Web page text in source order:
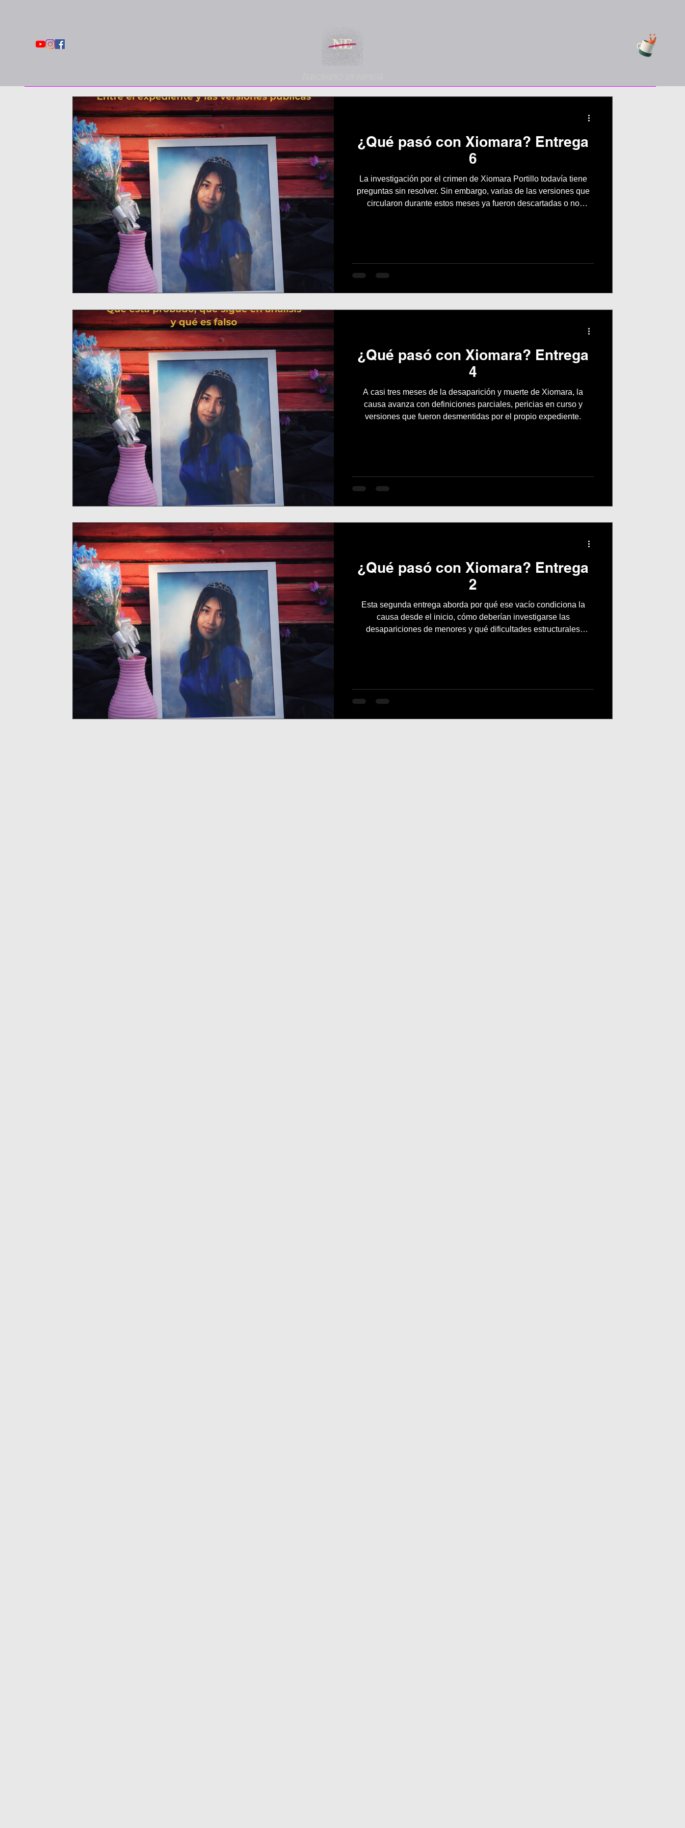
¿Qué pasó con Xiomara? Entrega
6
La investigación por el crimen de Xiomara Portillo todavía tiene
preguntas sin resolver. Sin embargo, varias de las versiones que
circularon durante estos meses ya fueron descartadas o no
¿Qué pasó con Xiomara? Entrega
4
A casi tres meses de la desaparición y muerte de Xiomara, la
causa avanza con definiciones parciales, pericias en curso y
versiones que fueron desmentidas por el propio expediente.
¿Qué pasó con Xiomara? Entrega
2
Esta segunda entrega aborda por qué ese vacío condiciona la
causa desde el inicio, cómo deberían investigarse las
desapariciones de menores y qué dificultades estructurales